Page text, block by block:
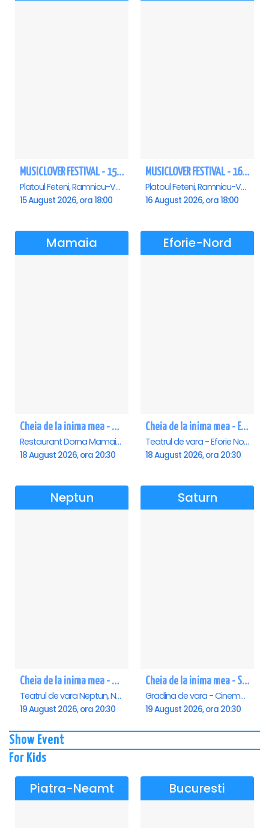
MUSICLOVER FESTIVAL - 15 AUGUST - CONNECT-R, DELIA, RON HEWITT, NICKI M, AURIKA
Platoul Feteni, Ramnicu-Valcea
15 August 2026, ora 18:00
MUSICLOVER FESTIVAL - 16 AUGUST - LEO DE LA ROSIORI SI MARCEL STEFANET & ETHNO REPUBLIC, TUDOR DEEJAY, VARER
Platoul Feteni, Ramnicu-Valcea
16 August 2026, ora 18:00
Mamaia
Cheia de la inima mea - Mamaia
Restaurant Dorna Mamaia, Mamaia
18 August 2026, ora 20:30
Eforie-Nord
Cheia de la inima mea - Eforie Nord
Teatrul de vara - Eforie Nord, Eforie-Nord
18 August 2026, ora 20:30
Neptun
Cheia de la inima mea - Neptun
Teatrul de vara Neptun, Neptun
19 August 2026, ora 20:30
Saturn
Cheia de la inima mea - Saturn
Gradina de vara - Cinema Saturn, Saturn
19 August 2026, ora 20:30
Show Event
For Kids
Piatra-Neamt Bucuresti